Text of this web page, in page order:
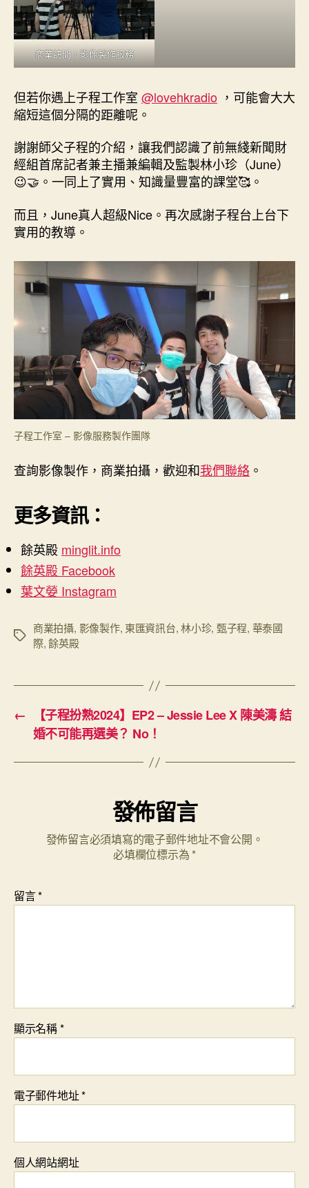
商業訪問，影像製作服務
但若你遇上子程工作室 @lovehkradio ，可能會大大
縮短這個分隔的距離呢。
謝謝師父子程的介紹，讓我們認識了前無綫新聞財
經組首席記者兼主播兼編輯及監製林小珍（June）
😉🤝。一同上了實用、知識量豐富的課堂🥰。
而且，June真人超級Nice。再次感謝子程台上台下
實用的教導。
子程工作室 – 影像服務製作團隊
查詢影像製作，商業拍攝，歡迎和我們聯絡 。
更多資訊：
餘英殿 minglit.info
餘英殿 Facebook
葉文嫈 Instagram
Tags
商業拍攝, 影像製作, 東匯資訊台,林小珍, 甄子程, 華泰國
際,餘英殿
←
【子程扮熟2024】EP2 – Jessie Lee X 陳美濤 結
婚不可能再選美？ No！
發佈留言
發佈留言必須填寫的電子郵件地址不會公開。
必填欄位標示為 *
留言*
顯示名稱*
電子郵件地址*
個人網站網址